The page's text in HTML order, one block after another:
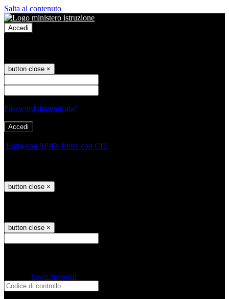
Salta al contenuto
Accedi
button close ×
Password dimenticata?
Entra con SPID Entra con CIE
button close ×
button close ×
Login Spaggiari